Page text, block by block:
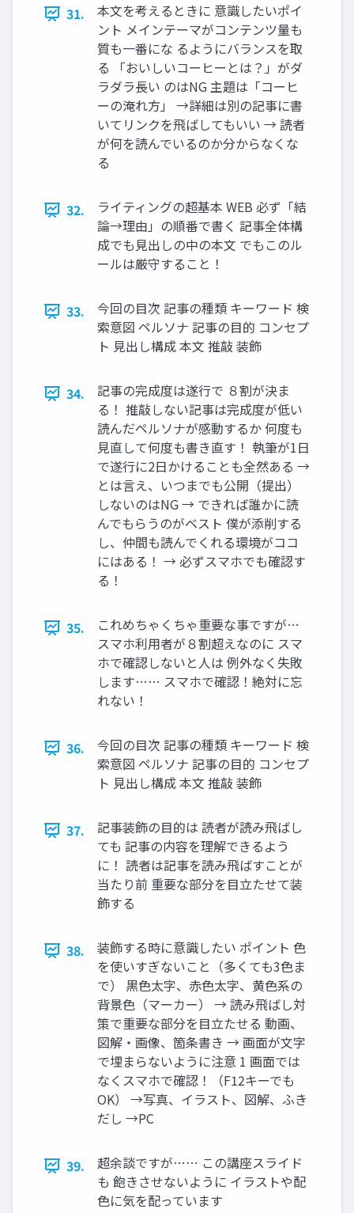
31.
本文を考えるときに 意識したいポイ
ント メインテーマがコンテンツ量も
質も一番にな るようにバランスを取
る 「おいしいコーヒーとは？」がダ
ラダラ長い のはNG 主題は「コーヒ
ーの淹れ方」 →詳細は別の記事に書
いてリンクを飛ばしてもいい → 読者
が何を読んでいるのか分からなくな
る
32.
ライティングの超基本 WEB 必ず「結
論→理由」の順番で書く 記事全体構
成でも見出しの中の本文 でもこのル
ールは厳守すること！
33.
今回の目次 記事の種類 キーワード 検
索意図 ペルソナ 記事の目的 コンセプ
ト 見出し構成 本文 推敲 装飾
34.
記事の完成度は遂行で ８割が決ま
る！ 推敲しない記事は完成度が低い
読んだペルソナが感動するか 何度も
見直して何度も書き直す！ 執筆が1日
で遂行に2日かけることも全然ある →
とは言え、いつまでも公開（提出）
しないのはNG → できれば誰かに読
んでもらうのがベスト 僕が添削する
し、仲間も読んでくれる環境がココ
にはある！ → 必ずスマホでも確認す
る！
35.
これめちゃくちゃ重要な事ですが…
スマホ利用者が８割超えなのに スマ
ホで確認しないと人は 例外なく失敗
します…… スマホで確認！絶対に忘
れない！
36.
今回の目次 記事の種類 キーワード 検
索意図 ペルソナ 記事の目的 コンセプ
ト 見出し構成 本文 推敲 装飾
37.
記事装飾の目的は 読者が読み飛ばし
ても 記事の内容を理解できるよう
に！ 読者は記事を読み飛ばすことが
当たり前 重要な部分を目立たせて装
飾する
38.
装飾する時に意識したい ポイント 色
を使いすぎないこと（多くても3色ま
で） 黒色太字、赤色太字、黄色系の
背景色（マーカー） → 読み飛ばし対
策で重要な部分を目立たせる 動画、
図解・画像、箇条書き → 画面が文字
で埋まらないように注意 1 画面では
なくスマホで確認！（F12キーでも
OK） →写真、イラスト、図解、ふき
だし →PC
39.
超余談ですが…… この講座スライド
も 飽きさせないように イラストや配
色に気を配っています